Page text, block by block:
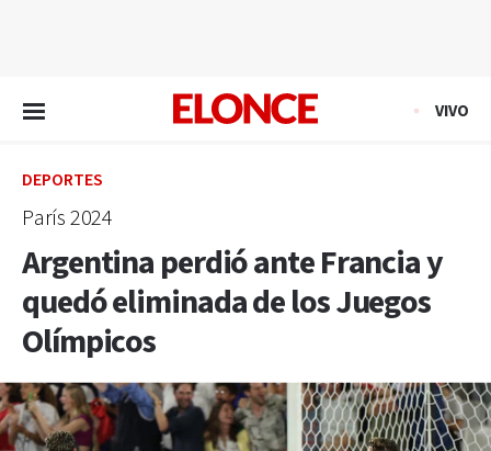
VIVO
DEPORTES
París 2024
Argentina perdió ante Francia y
quedó eliminada de los Juegos
Olímpicos